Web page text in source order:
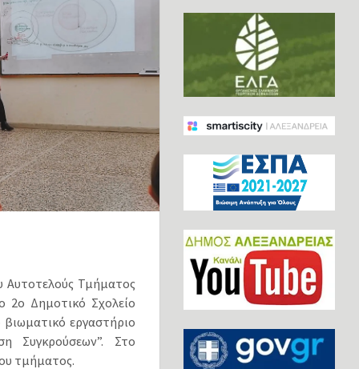
Αυτοτελούς Τμήματος
2o Δημοτικό Σχολείο
εργαστήριο
Συγκρούσεων”. Στο
τμήματος.